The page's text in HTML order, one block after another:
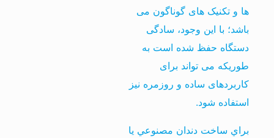
ها و تکنیک های گوناگون می
باشد؛ با این وجود، سادگی
دستگاه حفظ شده است به
طوریکه می تواند برای
کاربردهای ساده و روزمره نیز
استفاده شود.
براي ساخت دندان مصنوعي يا